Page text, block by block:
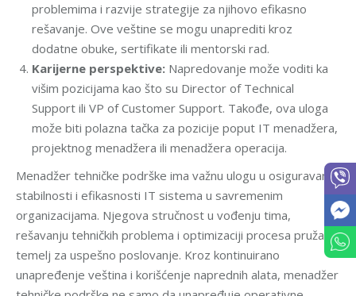
problemima i razvije strategije za njihovo efikasno
rešavanje. Ove veštine se mogu unaprediti kroz
dodatne obuke, sertifikate ili mentorski rad.
Karijerne perspektive: Napredovanje može voditi ka
višim pozicijama kao što su Director of Technical
Support ili VP of Customer Support. Takođe, ova uloga
može biti polazna tačka za pozicije poput IT menadžera,
projektnog menadžera ili menadžera operacija.
Menadžer tehničke podrške ima važnu ulogu u osiguravanju
stabilnosti i efikasnosti IT sistema u savremenim
organizacijama. Njegova stručnost u vođenju tima,
rešavanju tehničkih problema i optimizaciji procesa pruža
temelj za uspešno poslovanje. Kroz kontinuirano
unapređenje veština i korišćenje naprednih alata, menadžer